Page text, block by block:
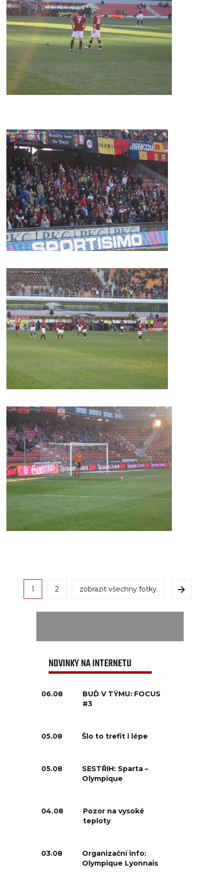
1 2 zobrazit všechny fotky
NOVINKY NA INTERNETU
06.08
BUĎ V TÝMU: FOCUS
#3
05.08 Šlo to trefit i lépe
05.08
SESTŘIH: Sparta –
Olympique
04.08
Pozor na vysoké
teploty
03.08
Organizační info:
Olympique Lyonnais